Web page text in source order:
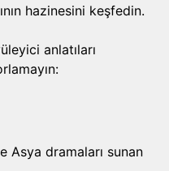
hazinesini keşfedin.
anlatıları
Asya dramaları sunan